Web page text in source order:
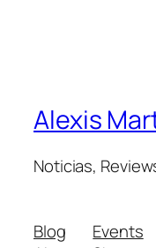
Alexis
Noticias,
Blog
Events